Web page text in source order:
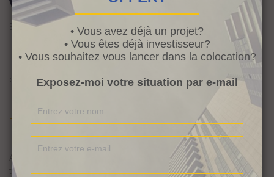
Elle a refait son appartement en vidéo (2)
chantier.
Pour voir la 1ère vidéo cliquez ici
Aujourd’hui et les jours suivants, vous allez voir le déroulé des
travaux.
• Vous avez déjà un projet?
• Vous êtes déjà investisseur?
• Vous souhaitez vous lancer dans la colocation?
Exposez-moi votre situation par e-mail